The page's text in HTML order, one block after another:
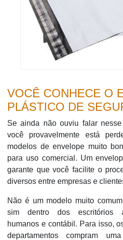
VOCÊ CONHECE O
PLÁSTICO DE
Se ainda não ouviu falar
você provavelmente está
modelos de envelope muito
para uso comercial. Um
garante que você facilite o
diversos entre empresas e
Não é um modelo muito
sim dentro dos escritórios
humanos e contábil. Para isso,
departamentos compram